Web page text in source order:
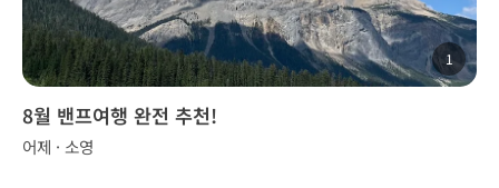
1
8월 밴프여행 완전 추천!
어제 · 소영